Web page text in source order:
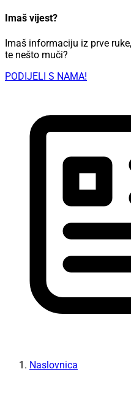
Imaš vijest?
Imaš informaciju iz prve
te nešto muči?
PODIJELI S NAMA!
Naslovnica